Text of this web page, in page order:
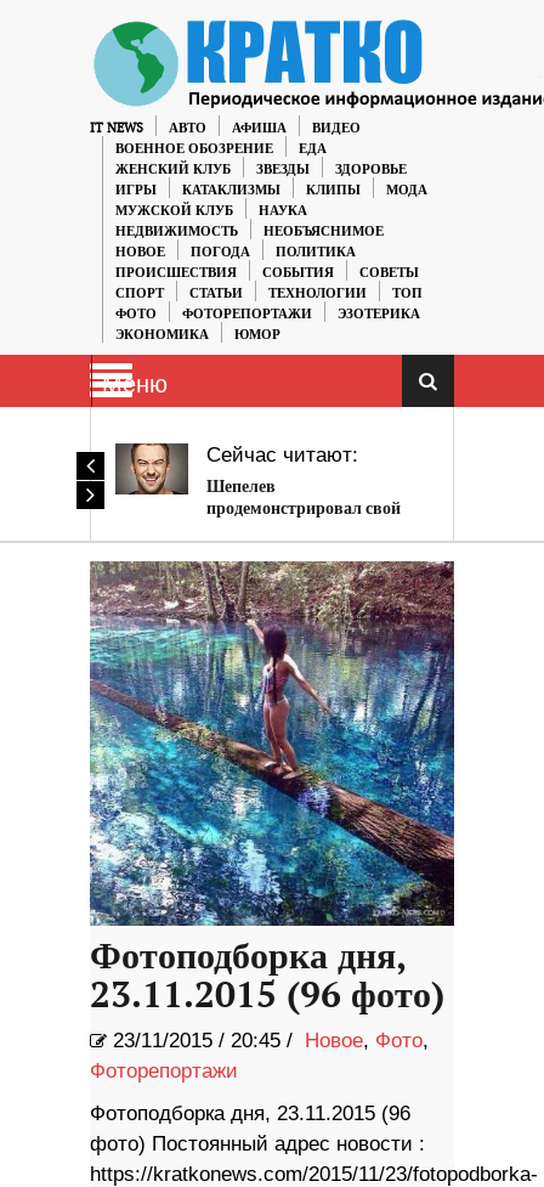
IT NEWS АВТО АФИША
ВИДЕО
ВОЕННОЕ ОБОЗРЕНИЕ
ЕДА
ЖЕНСКИЙ КЛУБ
ЗВЕЗДЫ
ЗДОРОВЬЕ
ИГРЫ
КАТАКЛИЗМЫ КЛИПЫ
МОДА
МУЖСКОЙ КЛУБ
НАУКА
НЕДВИЖИМОСТЬ
НЕОБЪЯСНИМОЕ
НОВОЕ
ПОГОДА
ПОЛИТИКА
ПРОИСШЕСТВИЯ
СОБЫТИЯ
СОВЕТЫ
СПОРТ
СТАТЬИ ТЕХНОЛОГИИ
ТОП
ФОТО
ФОТОРЕПОРТАЖИ
ЭЗОТЕРИКА
ЭКОНОМИКА
ЮМОР
Меню
Сейчас читают:
Шепелев
продемонстрировал свой
Фотоподборка дня,
23.11.2015 (96 фото)
23/11/2015 / 20:45 / Новое, Фото,
Фоторепортажи
Фотоподборка дня, 23.11.2015 (96
фото) Постоянный адрес новости :
https://kratkonews.com/2015/11/23/fotopodborka-